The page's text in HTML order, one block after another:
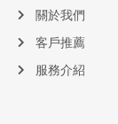
關於我們
客戶推薦
服務介紹